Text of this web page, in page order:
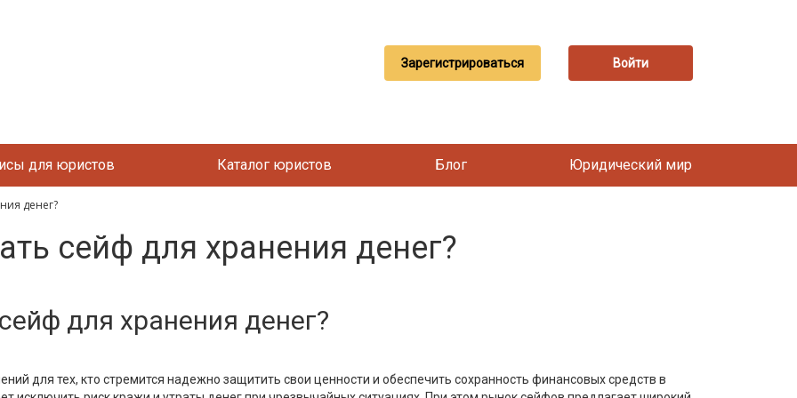
Зарегистрироваться Войти
для юристов Каталог юристов Блог Юридический мир
денег?
сейф для хранения денег?
для хранения денег?
для тех, кто стремится надежно защитить свои ценности и обеспечить сохранность финансовых средств в